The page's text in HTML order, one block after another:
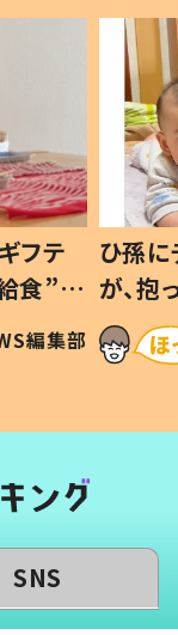
フテ
食”を
の親
編集部
ひ孫
が、
「涙が
い」
SNS